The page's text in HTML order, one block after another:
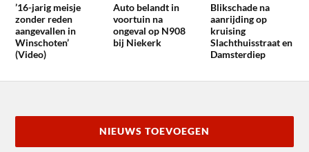
’16-jarig meisje
zonder reden
aangevallen in
Winschoten’
(Video)
Auto belandt in
voortuin na
ongeval op N908
bij Niekerk
Blikschade na
aanrijding op
kruising
Slachthuisstraat en
Damsterdiep
NIEUWS TOEVOEGEN